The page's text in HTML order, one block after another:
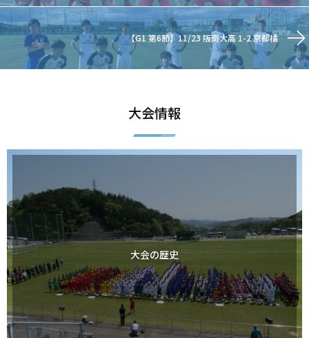
【G1 第6節】11/23 阪南大高 1-2 京都橘
大会情報
大会の歴史